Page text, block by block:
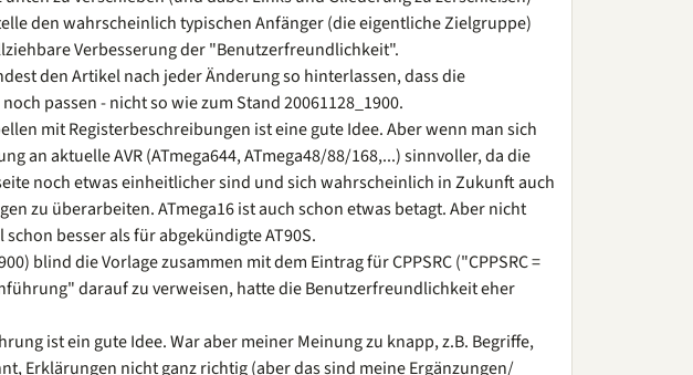
den wahrscheinlich typischen Anfänger (die eigentliche Zielgruppe)
Verbesserung der "Benutzerfreundlichkeit".
den Artikel nach jeder Änderung so hinterlassen, dass die
passen - nicht so wie zum Stand 20061128_1900.
mit Registerbeschreibungen ist eine gute Idee. Aber wenn man sich
an aktuelle AVR (ATmega644, ATmega48/88/168,...) sinnvoller, da die
noch etwas einheitlicher sind und sich wahrscheinlich in Zukunft auch
zu überarbeiten. ATmega16 ist auch schon etwas betagt. Aber nicht
besser als für abgekündigte AT90S.
blind die Vorlage zusammen mit dem Eintrag für CPPSRC ("CPPSRC =
darauf zu verweisen, hatte die Benutzerfreundlichkeit eher
ist ein gute Idee. War aber meiner Meinung zu knapp, z.B. Begriffe,
Erklärungen nicht ganz richtig (aber das sind meine Ergänzungen/